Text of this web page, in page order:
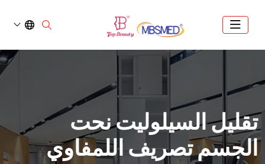
تقليل السيلوليت نحت
الجسم تصريف اللمفاوي